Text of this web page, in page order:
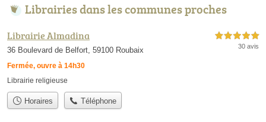
Librairies dans les communes proches
Librairie Almadina
36 Boulevard de Belfort, 59100 Roubaix
Fermée, ouvre à 14h30
5,0 étoiles sur 5
30 avis
Librairie religieuse
Horaires Téléphone